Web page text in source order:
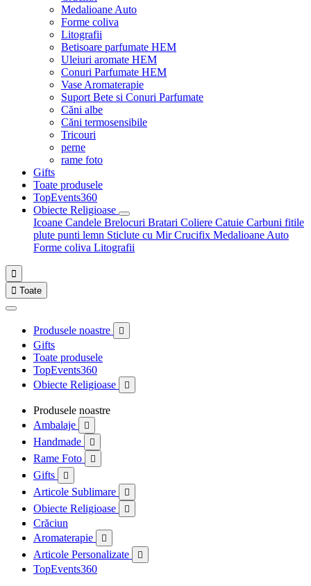
Medalioane Auto
Forme coliva
Litografii
Betisoare parfumate HEM
Uleiuri aromate HEM
Conuri Parfumate HEM
Vase Aromaterapie
Suport Bete si Conuri Parfumate
Căni albe
Căni termosensibile
Tricouri
perne
rame foto
Gifts
Toate produsele
TopEvents360
Obiecte Religioase
Icoane Candele Brelocuri Bratari Coliere Catuie Carbuni fitile
plute punti lemn Sticlute cu MirCrucifix Medalioane Auto
Forme coliva Litografii

 Toate
Produsele noastre 
Gifts
Toate produsele
TopEvents360
Obiecte Religioase

Produsele noastre
Ambalaje

Handmade 
Rame Foto 
Gifts 
Articole Sublimare 
Obiecte Religioase 
Crăciun
Aromaterapie

Articole Personalizate 
TopEvents360